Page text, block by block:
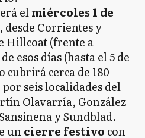
elmiércoles 1 de
, desde Corrientes y
Hillcoat (frente a
esos días (hasta el 5 de
cerca de 180
seis localidades del
Olavarría, González
y Sundblad.
uncierre festivo con